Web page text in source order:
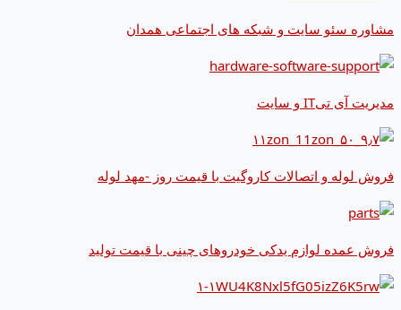
مشاوره سئو سایت و شبکه های اجتماعی همدان
مدیریت آی تیIT و سایت
فروش لوله و اتصالات کاروگیت با قیمت روز -مهد لوله
فروش عمده لوازم یدکی خودروهای چینی با قیمت تولید